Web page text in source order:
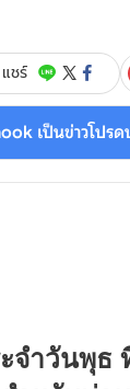
แชร์
เป็นข่าวโปร
จำวันพุธ